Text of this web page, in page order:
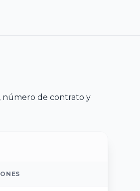
número de contrato y